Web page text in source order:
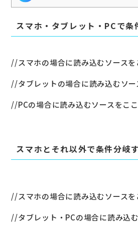
スマホ・タブレット・PCで条
スマホとそれ以外で条件分岐